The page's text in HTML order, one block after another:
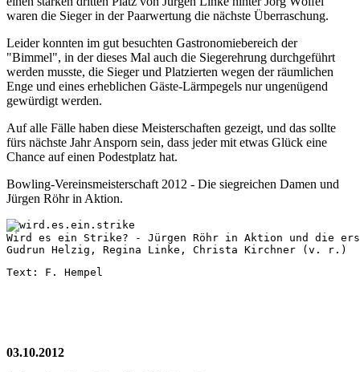
waren die Sieger in der Paarwertung die nächste Überraschung.
Leider konnten im gut besuchten Gastronomiebereich der
"Bimmel", in der dieses Mal auch die Siegerehrung durchgeführt
werden musste, die Sieger und Platzierten wegen der räumlichen
Enge und eines erheblichen Gäste-Lärmpegels nur ungenügend
gewürdigt werden.
Auf alle Fälle haben diese Meisterschaften gezeigt, und das sollte
fürs nächste Jahr Ansporn sein, dass jeder mit etwas Glück eine
Chance auf einen Podestplatz hat.
Bowling-Vereinsmeisterschaft 2012 - Die siegreichen Damen und
Jürgen Röhr in Aktion.
Wird es ein Strike? - Jürgen Röhr in Aktion und die
Gudrun Helzig, Regina Linke, Christa Kirchner (v. r.)
Text: F. Hempel
03.10.2012